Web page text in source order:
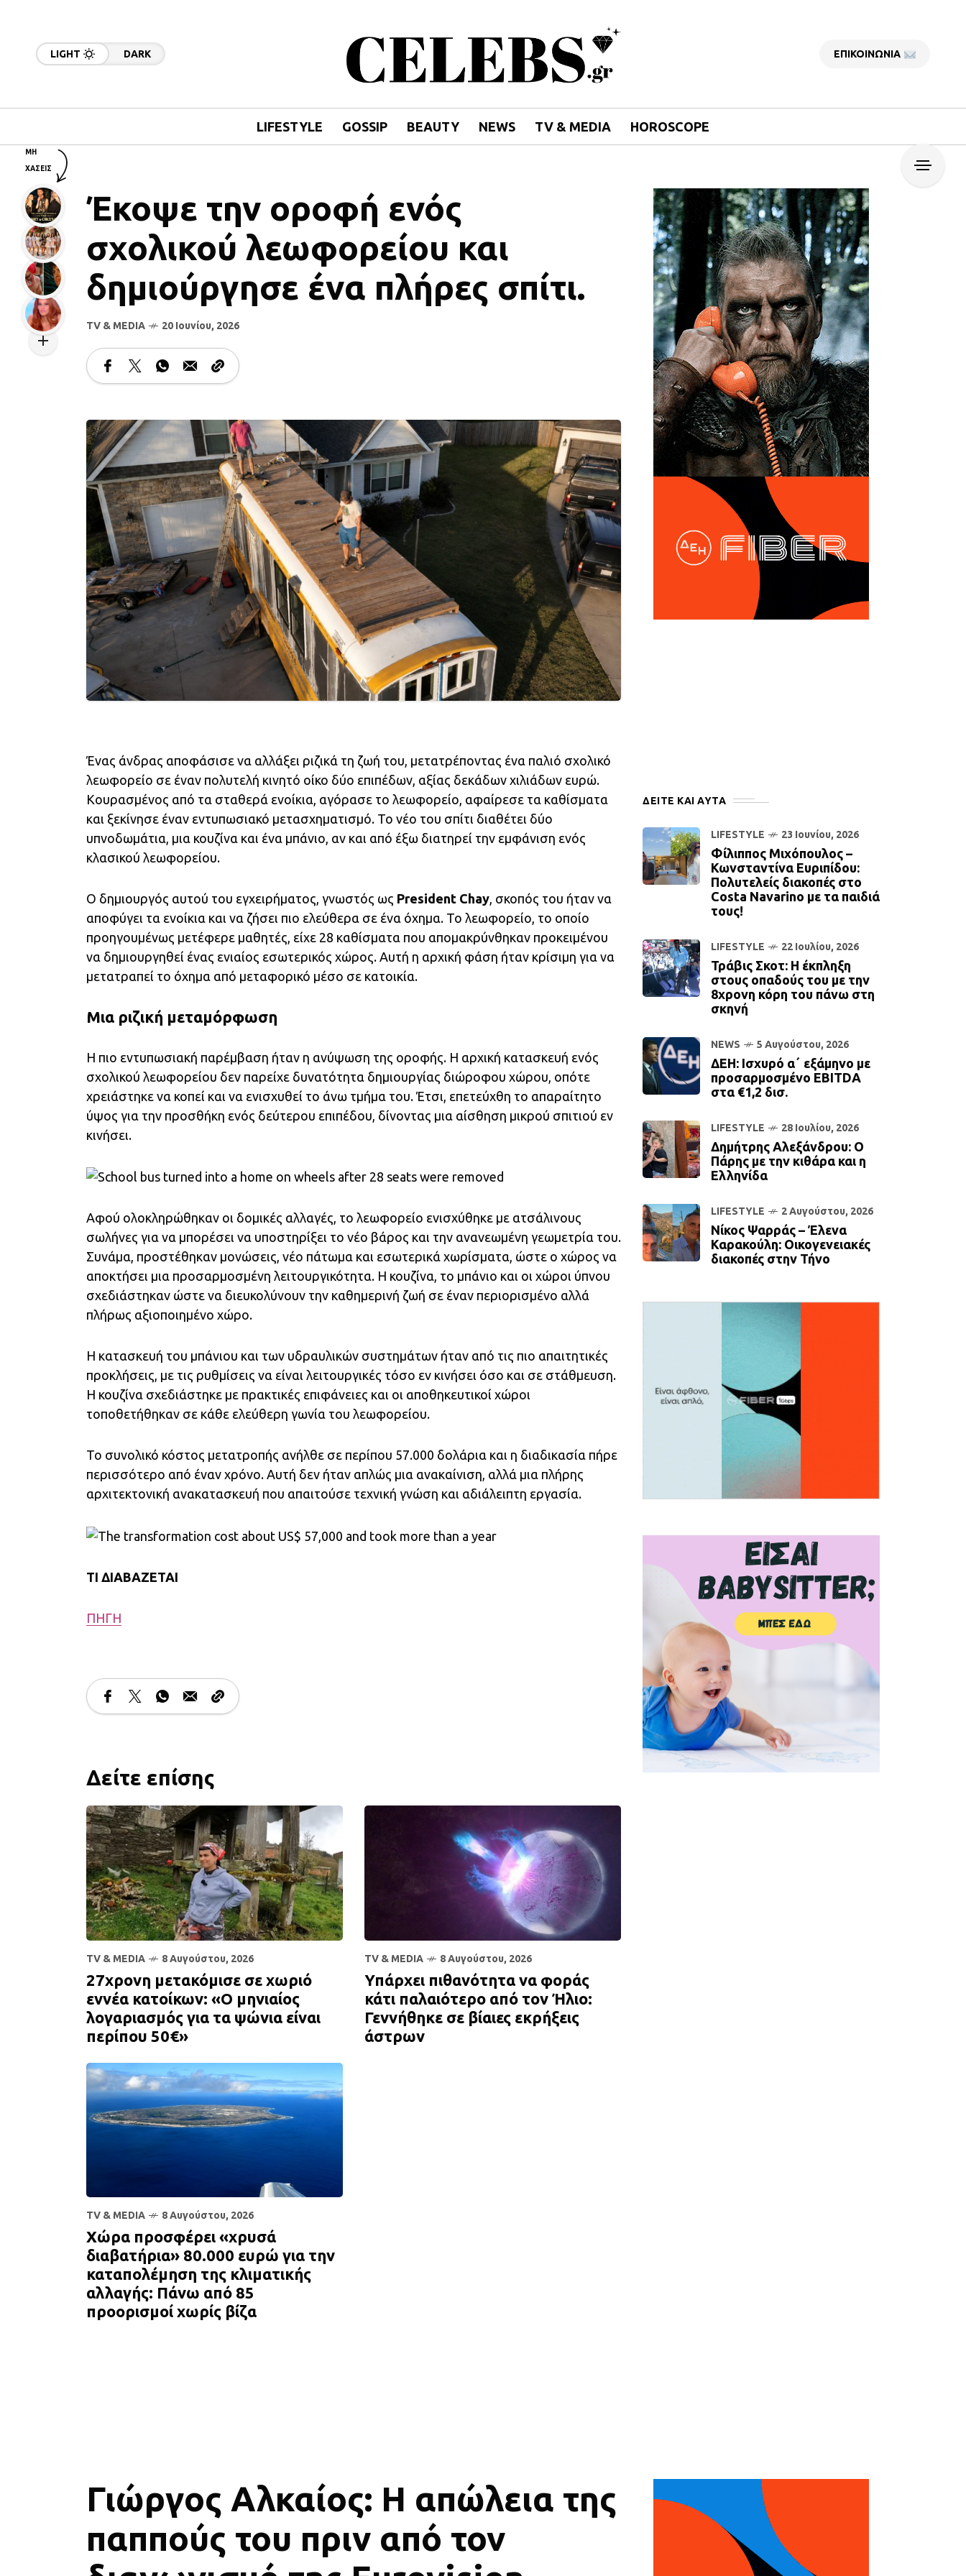
LIGHT DARK ΕΠΙΚΟΙΝΩΝΙΑ
LIFESTYLE GOSSIP BEAUTY NEWS TV & MEDIA HOROSCOPE
Έκοψε την οροφή ενός
σχολικού λεωφορείου και
δημιούργησε ένα πλήρες σπίτι.
TV & MEDIA 20 Ιουνίου, 2026
Ένας άνδρας αποφάσισε να αλλάξει ριζικά τη ζωή του, μετατρέποντας ένα παλιό σχολικό
λεωφορείο σε έναν πολυτελή κινητό οίκο δύο επιπέδων, αξίας δεκάδων χιλιάδων ευρώ.
Κουρασμένος από τα σταθερά ενοίκια, αγόρασε το λεωφορείο, αφαίρεσε τα καθίσματα
και ξεκίνησε έναν εντυπωσιακό μετασχηματισμό. Το νέο του σπίτι διαθέτει δύο
υπνοδωμάτια, μια κουζίνα και ένα μπάνιο, αν και από έξω διατηρεί την εμφάνιση ενός
κλασικού λεωφορείου.
Ο δημιουργός αυτού του εγχειρήματος, γνωστός ως President Chay , σκοπός του ήταν να
αποφύγει τα ενοίκια και να ζήσει πιο ελεύθερα σε ένα όχημα. Το λεωφορείο, το οποίο
προηγουμένως μετέφερε μαθητές, είχε 28 καθίσματα που απομακρύνθηκαν προκειμένου
να δημιουργηθεί ένας ενιαίος εσωτερικός χώρος. Αυτή η αρχική φάση ήταν κρίσιμη για να
μετατραπεί το όχημα από μεταφορικό μέσο σε κατοικία.
Μια ριζική μεταμόρφωση
Η πιο εντυπωσιακή παρέμβαση ήταν η ανύψωση της οροφής. Η αρχική κατασκευή ενός
σχολικού λεωφορείου δεν παρείχε δυνατότητα δημιουργίας διώροφου χώρου, οπότε
χρειάστηκε να κοπεί και να ενισχυθεί το άνω τμήμα του. Έτσι, επετεύχθη το απαραίτητο
ύψος για την προσθήκη ενός δεύτερου επιπέδου, δίνοντας μια αίσθηση μικρού σπιτιού εν
κινήσει.
Αφού ολοκληρώθηκαν οι δομικές αλλαγές, το λεωφορείο ενισχύθηκε με ατσάλινους
σωλήνες για να μπορέσει να υποστηρίξει το νέο βάρος και την ανανεωμένη γεωμετρία του.
Συνάμα, προστέθηκαν μονώσεις, νέο πάτωμα και εσωτερικά χωρίσματα, ώστε ο χώρος να
αποκτήσει μια προσαρμοσμένη λειτουργικότητα. Η κουζίνα, το μπάνιο και οι χώροι ύπνου
σχεδιάστηκαν ώστε να διευκολύνουν την καθημερινή ζωή σε έναν περιορισμένο αλλά
πλήρως αξιοποιημένο χώρο.
Η κατασκευή του μπάνιου και των υδραυλικών συστημάτων ήταν από τις πιο απαιτητικές
προκλήσεις, με τις ρυθμίσεις να είναι λειτουργικές τόσο εν κινήσει όσο και σε στάθμευση.
Η κουζίνα σχεδιάστηκε με πρακτικές επιφάνειες και οι αποθηκευτικοί χώροι
τοποθετήθηκαν σε κάθε ελεύθερη γωνία του λεωφορείου.
Το συνολικό κόστος μετατροπής ανήλθε σε περίπου 57.000 δολάρια και η διαδικασία πήρε
περισσότερο από έναν χρόνο. Αυτή δεν ήταν απλώς μια ανακαίνιση, αλλά μια πλήρης
αρχιτεκτονική ανακατασκευή που απαιτούσε τεχνική γνώση και αδιάλειπτη εργασία.
TI ΔΙΑΒΑΖΕΤΑΙ
ΠΗΓΗ
Δείτε επίσης
TV & MEDIA 8 Αυγούστου, 2026
27χρονη μετακόμισε σε χωριό
εννέα κατοίκων: «Ο μηνιαίος
λογαριασμός για τα ψώνια είναι
περίπου 50€»
TV & MEDIA 8 Αυγούστου, 2026
Υπάρχει πιθανότητα να φοράς
κάτι παλαιότερο από τον Ήλιο:
Γεννήθηκε σε βίαιες εκρήξεις
άστρων
TV & MEDIA 8 Αυγούστου, 2026
Χώρα προσφέρει «χρυσά
διαβατήρια» 80.000 ευρώ για την
καταπολέμηση της κλιματικής
αλλαγής: Πάνω από 85
προορισμοί χωρίς βίζα
ΔΕΙΤΕ ΚΑΙ ΑΥΤΆ
LIFESTYLE 23 Ιουνίου, 2026
Φίλιππος Μιχόπουλος –
Κωνσταντίνα Ευριπίδου:
Πολυτελείς διακοπές στο
Costa Navarino με τα παιδιά
τους!
LIFESTYLE 22 Ιουλίου, 2026
Τράβις Σκοτ: Η έκπληξη
στους οπαδούς του με την
8χρονη κόρη του πάνω στη
σκηνή
NEWS 5 Αυγούστου, 2026
ΔΕΗ: Ισχυρό α΄ εξάμηνο με
προσαρμοσμένο EBITDA
στα €1,2 δισ.
LIFESTYLE 28 Ιουλίου, 2026
Δημήτρης Αλεξάνδρου: Ο
Πάρης με την κιθάρα και η
Ελληνίδα
LIFESTYLE 2 Αυγούστου, 2026
Νίκος Ψαρράς – Έλενα
Καρακούλη: Οικογενειακές
διακοπές στην Τήνο
Γιώργος Αλκαίος: Η απώλεια της
παππούς του πριν από τον
ΜΗ
ΧΑΣΕΙΣ